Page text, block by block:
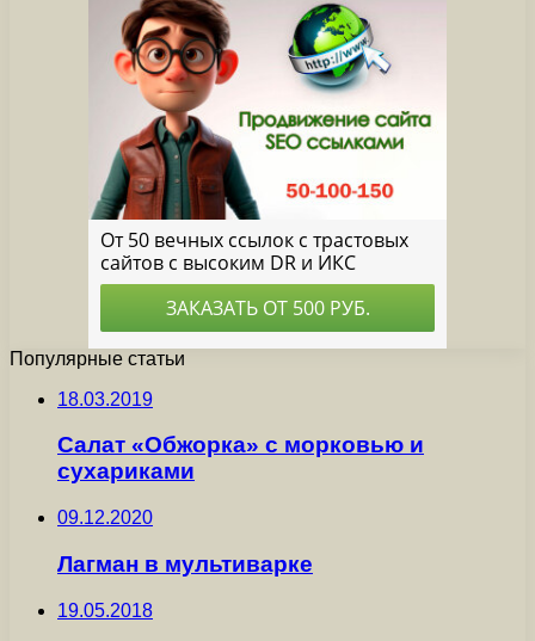
Популярные статьи
18.03.2019
Салат «Обжорка» с морковью и
сухариками
09.12.2020
Лагман в мультиварке
19.05.2018